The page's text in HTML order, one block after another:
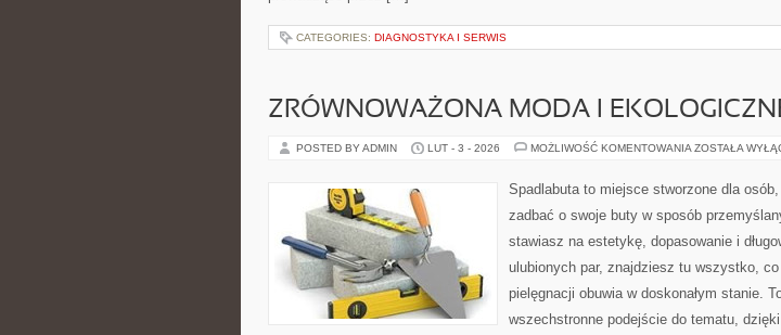
CATEGORIES: DIAGNOSTYKA I SERWIS
ZRÓWNOWAŻONA MODA I
POSTED BY ADMIN LUT - 3 - 2026 MOŻLIWOŚĆ KOMENTOWANIA
EKOLOGICZNE
BUTY
ZOSTAŁA
Spadlabuta to miejsce stworzone dla
zadbać o swoje buty w sposób
stawiasz na estetykę, dopasowanie i
ulubionych par, znajdziesz tu wszystko,
pielęgnacji obuwia w doskonałym stanie.
wszechstronne podejście do tematu,